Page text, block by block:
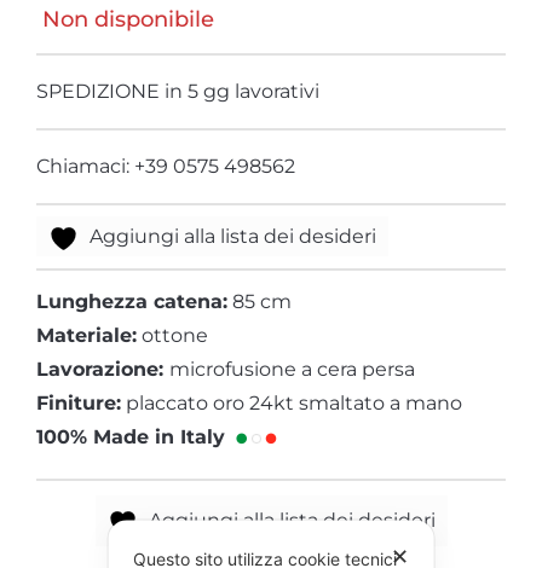
Non disponibile
SPEDIZIONE in 5 gg lavorativi
Chiamaci: +39 0575 498562
Aggiungi alla lista dei desideri
Lunghezza catena: 85 cm
Materiale: ottone
Lavorazione: microfusione a cera persa
Finiture: placcato oro 24kt smaltato a mano
100% Made in Italy
Aggiungi alla lista dei desideri
✕
Questo sito utilizza cookie tecnici